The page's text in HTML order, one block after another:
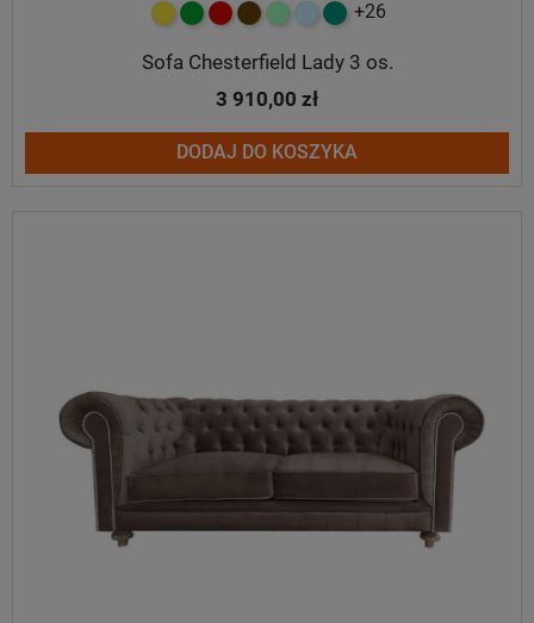
żółtyzielonyczerwony
czekoladowy
miętowybłękitny
turkusowy
+26
Sofa Chesterfield Lady 3 os.
3 910,00 zł
DODAJ DO KOSZYKA